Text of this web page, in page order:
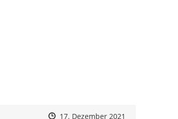
Zeitpunkt des Erstellens
Zeitpunkt des Erstellens
17. Dezember 2021